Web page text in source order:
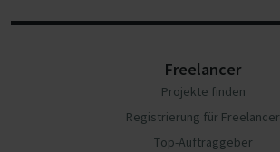
Freelancer
Projekte finden
Registrierung für Freelancer
Top-Auftraggeber